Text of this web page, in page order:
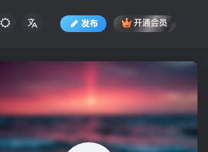
发布 开通会员